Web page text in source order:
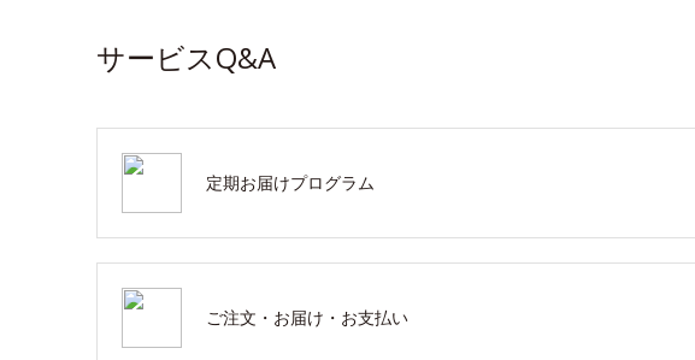
サービスQ&A
定期お届けプログラム
ご注文・お届け・お支払い